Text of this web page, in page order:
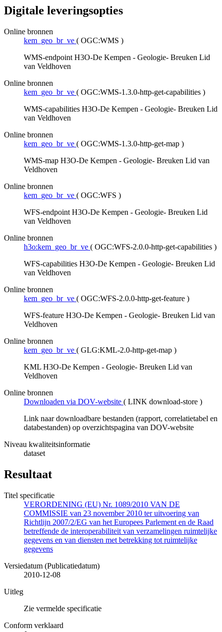
Digitale leveringsopties
Online bronnen
kem_geo_br_ve ( OGC:WMS )
WMS-endpoint H3O-De Kempen - Geologie- Breuken Lid
van Veldhoven
Online bronnen
kem_geo_br_ve ( OGC:WMS-1.3.0-http-get-capabilities )
WMS-capabilities H3O-De Kempen - Geologie- Breuken Lid
van Veldhoven
Online bronnen
kem_geo_br_ve ( OGC:WMS-1.3.0-http-get-map )
WMS-map H3O-De Kempen - Geologie- Breuken Lid van
Veldhoven
Online bronnen
kem_geo_br_ve ( OGC:WFS )
WFS-endpoint H3O-De Kempen - Geologie- Breuken Lid
van Veldhoven
Online bronnen
h3o:kem_geo_br_ve ( OGC:WFS-2.0.0-http-get-capabilities )
WFS-capabilities H3O-De Kempen - Geologie- Breuken Lid
van Veldhoven
Online bronnen
kem_geo_br_ve ( OGC:WFS-2.0.0-http-get-feature )
WFS-feature H3O-De Kempen - Geologie- Breuken Lid van
Veldhoven
Online bronnen
kem_geo_br_ve ( GLG:KML-2.0-http-get-map )
KML H3O-De Kempen - Geologie- Breuken Lid van
Veldhoven
Online bronnen
Downloaden via DOV-website ( LINK download-store )
Link naar downloadbare bestanden (rapport, correlatietabel en
databestanden) op overzichtspagina van DOV-website
Niveau kwaliteitsinformatie
dataset
Resultaat
Titel specificatie
VERORDENING (EU) Nr. 1089/2010 VAN DE
COMMISSIE van 23 november 2010 ter uitvoering van
Richtlijn 2007/2/EG van het Europees Parlement en de Raad
betreffende de interoperabiliteit van verzamelingen ruimtelijke
gegevens en van diensten met betrekking tot ruimtelijke
gegevens
Versiedatum (Publicatiedatum)
2010-12-08
Uitleg
Zie vermelde specificatie
Conform verklaard